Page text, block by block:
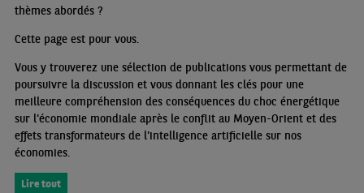
thèmes abordés?
Cette page est pour vous.
Vous y trouverez une sélection de publications vous permettant de
poursuivre la discussion et vous donnant les clés pour une
meilleure compréhension des conséquences du choc énergétique
sur l'économie mondiale après le conflit au Moyen-Orient et des
effets transformateurs de l'intelligence artificielle sur nos
économies.
Lire tout